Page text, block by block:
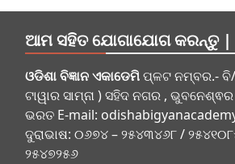
ଆମ ସହିତ ଯୋଗାଯୋଗ କରନ୍ତୁ |
ଓଡିଶା ବିଜ୍ଞାନ ଏକାଡେମିପ୍ଳଟ ନମ୍ବର.-
ଟାୱାର ସାମ୍ନା ) ସହିଦ ନଗର ,
ଭରତ E-mail:
ଦୁରାଭାଷ: ୦୬୭୪ – ୨୫୪୩୪୬୮ /
୨୫୪୭୨୫୬